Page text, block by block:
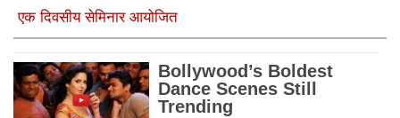
एक दिवसीय सेमिनार आयोजित